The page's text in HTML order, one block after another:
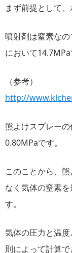
まず前提として
噴射剤は窒素な
において14.7MPa
（参考）
http://
熊よけスプレー
0.80MPaです。
このことから、
なく気体の窒素
す。
気体の圧力と温
則によって計算で